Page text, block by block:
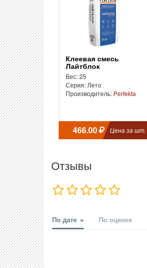
Клеевая смесь
Лайтблок
Вес: 25
Серия: Лето
Производитель: Perfekta
466.00 Цена за шт.
Отзывы
По дате По оценке